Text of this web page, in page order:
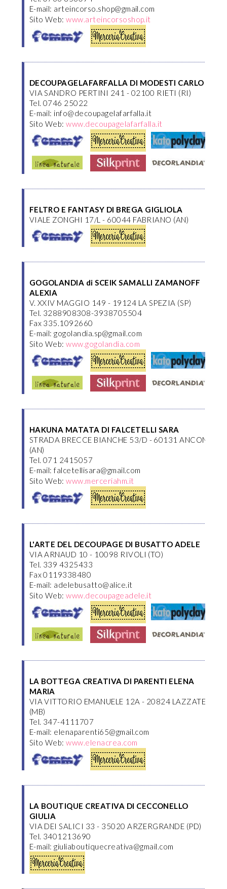
E-mail: arteincorso.shop@gmail.com
Sito Web:www.arteincorsoshop.it
DECOUPAGELAFARFALLA DI MODESTI CARLO
VIA SANDRO PERTINI 241 - 02100 RIETI (RI)
Tel. 0746 25022
E-mail: info@decoupagelafarfalla.it
Sito Web:www.decoupagelafarfalla.it
FELTRO E FANTASY DI BREGA GIGLIOLA
VIALE ZONGHI 17/L - 60044 FABRIANO (AN)
GOGOLANDIA di SCEIK SAMALLI ZAMANOFF
ALEXIA
V. XXIV MAGGIO 149 - 19124 LA SPEZIA (SP)
Tel. 3288908308-3938705504
Fax 335.1092660
E-mail: gogolandia.sp@gmail.com
Sito Web:www.gogolandia.com
HAKUNA MATATA DI FALCETELLI SARA
STRADA BRECCE BIANCHE 53/D - 60131 ANCONA
(AN)
Tel. 071 2415057
E-mail: falcetellisara@gmail.com
Sito Web:www.merceriahm.it
L'ARTE DEL DECOUPAGE DI BUSATTO ADELE
VIA ARNAUD 10 - 10098 RIVOLI (TO)
Tel. 339 4325433
Fax 0119338480
E-mail: adelebusatto@alice.it
Sito Web:www.decoupageadele.it
LA BOTTEGA CREATIVA DI PARENTI ELENA
MARIA
VIA VITTORIO EMANUELE 12A - 20824 LAZZATE
(MB)
Tel. 347-4111707
E-mail: elenaparenti65@gmail.com
Sito Web:www.elenacrea.com
LA BOUTIQUE CREATIVA DI CECCONELLO
GIULIA
VIA DEI SALICI 33 - 35020 ARZERGRANDE (PD)
Tel. 3401213690
E-mail: giuliaboutiquecreativa@gmail.com